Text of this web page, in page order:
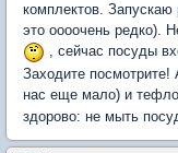
комплектов. Запускаю
это оооочень редко).
, сейчас посуды
Заходите
нас еще мало) и
здорово: не мыть